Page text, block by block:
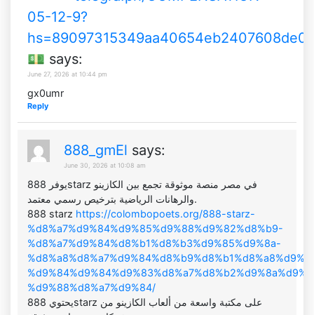
05-12-9?
💵 says:
June 27, 2026 at 10:44 pm
gx0umr
Reply
888_gmEl says:
June 30, 2026 at 10:08 am
يوفر 888starz في مصر منصة موثوقة تجمع بين الكازينو
والرهانات الرياضية بترخيص رسمي معتمد.
888 starz https://colombopoets.org/888-starz-
%d8%a7%d9%84%d9%85%d9%88%d9%82%d8%b9-
%d8%a7%d9%84%d8%b1%d8%b3%d9%85%d9%8a-
%d9%88%d8%a7%d9%84/
يحتوي 888starz على مكتبة واسعة من ألعاب الكازينو من